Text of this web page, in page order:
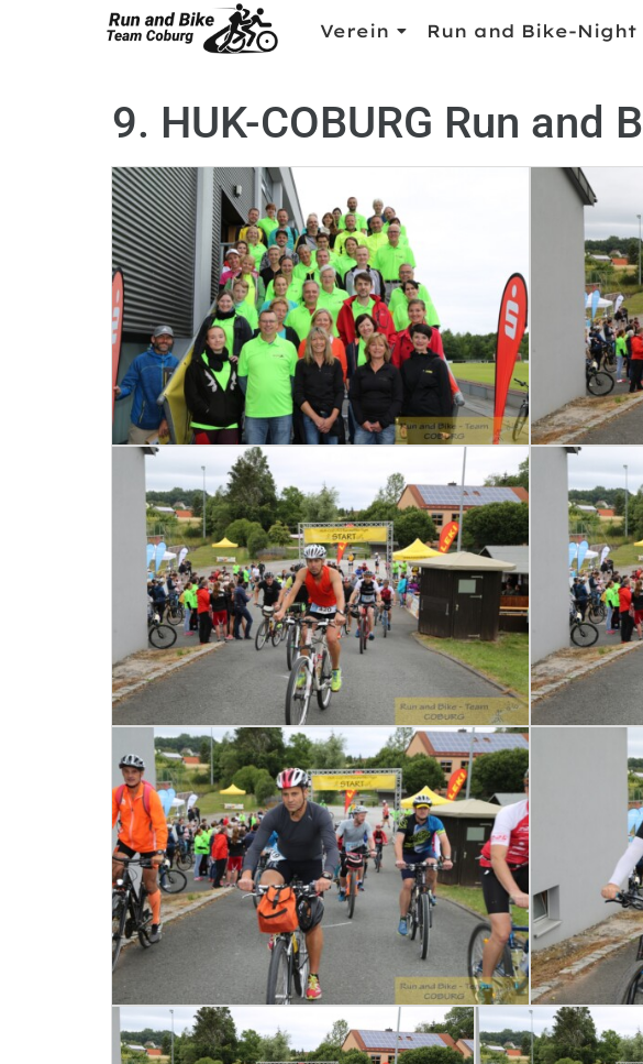
Verein Run and Bike-Night
9. HUK-COBURG Run and